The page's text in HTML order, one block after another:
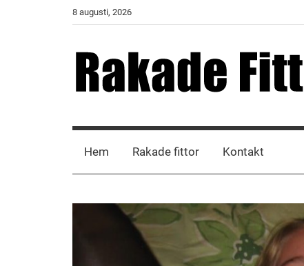
8 augusti, 2026
Rakade
Fittor
Hem Rakade fittor Kontakt